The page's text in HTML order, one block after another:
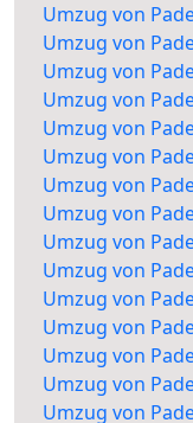
Umzug von
Umzug von
Umzug von
Umzug von
Umzug von
Umzug von
Umzug von
Umzug von
Umzug von
Umzug von
Umzug von
Umzug von
Umzug von
Umzug von
Umzug von